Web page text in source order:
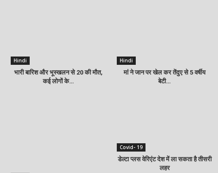
Hindi
भारी बारिश और भूस्खलन से 20 की मौत,
कई लोगों के…
Hindi
मां ने जान पर खेल कर तेंदुए से 5 वर्षीय
बेटी…
Covid- 19
डेल्‍टा प्‍लस वेरिएंट देश में ला सकता है तीसरी
लहर